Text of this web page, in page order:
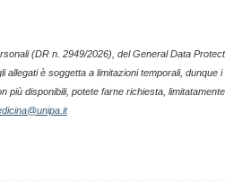
(DR n. 2949/2026), del General Data
è soggetta a limitazioni temporali, dunque
disponibili, potete farne richiesta,